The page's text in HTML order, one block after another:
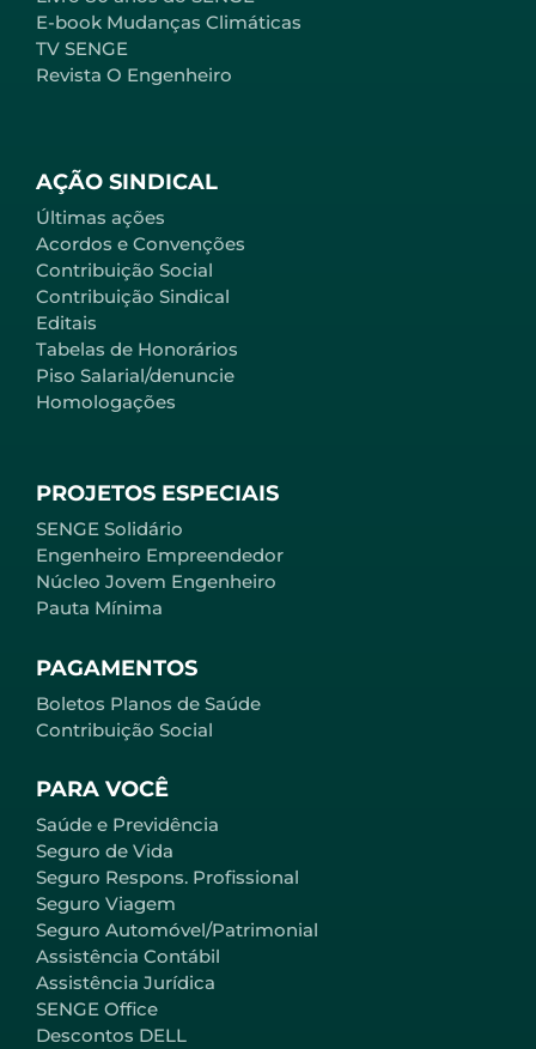
PARA VOCÊ
Saúde e Previdência
Seguro de Vida
Seguro Respons. Profissional
Seguro Viagem
Seguro Automóvel/Patrimonial
Assistência Contábil
Assistência Jurídica
SENGE Office
Descontos DELL
AÇÃO SINDICAL
Últimas ações
Acordos e Convenções
Contribuição Social
Contribuição Sindical
Editais
Tabelas de Honorários
Piso Salarial/denuncie
Homologações
PROJETOS ESPECIAIS
SENGE Solidário
Engenheiro Empreendedor
Núcleo Jovem Engenheiro
Pauta Mínima
PAGAMENTOS
Boletos Planos de Saúde
Contribuição Social
E-book Mudanças Climáticas
TV SENGE
Revista O Engenheiro